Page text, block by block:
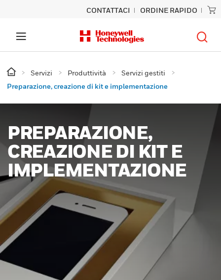
CONTATTACI ORDINE RAPIDO
Servizi Produttività
Servizi gestiti
Preparazione, creazione di kit e implementazione
PREPARAZIONE,
CREAZIONE DI KIT E
IMPLEMENTAZIONE